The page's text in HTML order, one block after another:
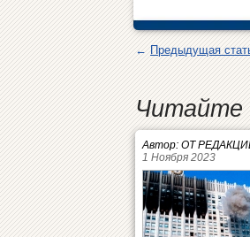
←Предыдущая
Читайте
Автор: ОТ
1 Ноября 2023